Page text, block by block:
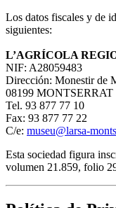
Los datos fiscales y de
siguientes:
L’AGRÍCOLA
NIF: A28059483
Dirección: Monestir de
08199 MONTSERRAT
Tel. 93 877 77 10
Fax: 93 877 77 22
C/e: museu@larsa-
Esta sociedad figura
volumen 21.859, folio